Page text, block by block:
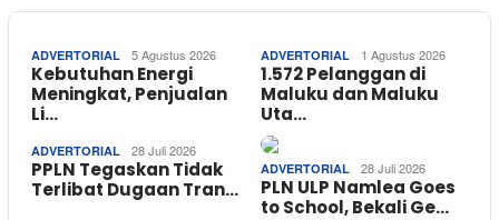
ADVERTORIAL 5 Agustus 2026
Kebutuhan Energi
Meningkat, Penjualan
Li…
ADVERTORIAL 1 Agustus 2026
1.572 Pelanggan di
Maluku dan Maluku
Uta…
ADVERTORIAL 28 Juli 2026
PPLN Tegaskan Tidak
Terlibat Dugaan Tran…
ADVERTORIAL 28 Juli 2026
PLN ULP Namlea Goes
to School, Bekali Ge…